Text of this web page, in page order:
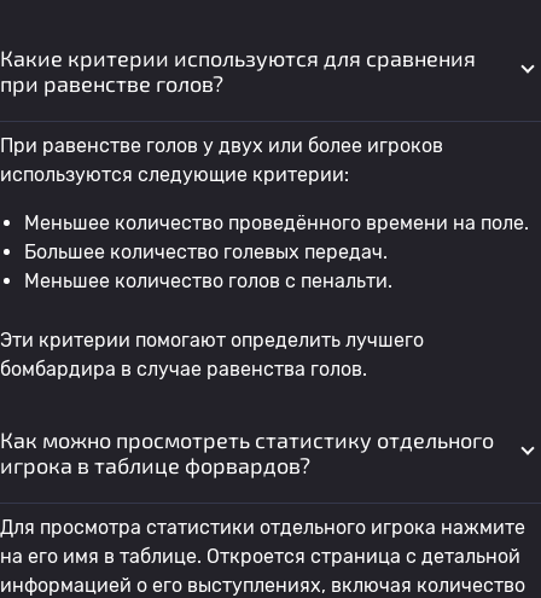
43
44 C. Méndez Боливия W 1
46 M. Ulbrich Вердер Бремен женщины
47 M. Barahona Эквадор W
49 C. Brown 1
M. Kalandadze
Какие критерии используются для сравнения
при равенстве голов?
При равенстве голов у двух или более игроков
используются следующие критерии:
Меньшее количество проведённого времени на поле.
Большее количество голевых передач.
Меньшее количество голов с пенальти.
Эти критерии помогают определить лучшего
бомбардира в случае равенства голов.
Как можно просмотреть статистику отдельного
игрока в таблице форвардов?
Для просмотра статистики отдельного игрока нажмите
на его имя в таблице. Откроется страница с детальной
информацией о его выступлениях, включая количество